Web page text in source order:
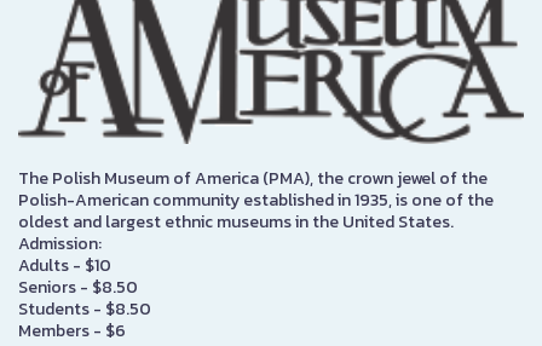
The Polish Museum of America (PMA), the crown jewel of the
Polish-American community established in 1935, is one of the
oldest and largest ethnic museums in the United States.
Admission:
Adults - $10
Seniors - $8.50
Students - $8.50
Members - $6